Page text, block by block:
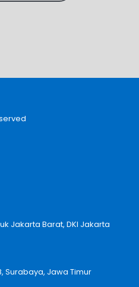
Jakarta Barat, DKI Jakarta
Surabaya, Jawa Timur